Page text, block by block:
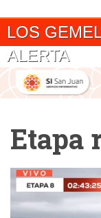
LOS
ALERTA
Etapa